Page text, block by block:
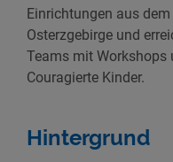
Einrichtungen aus
Osterzgebirge und
Teams mit Workshops
Couragierte Kinder.
Hintergrund